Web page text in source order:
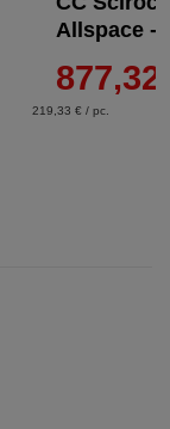
Allspace -
877,32
219,33 € / pc.